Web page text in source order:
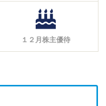
１２月株主優待